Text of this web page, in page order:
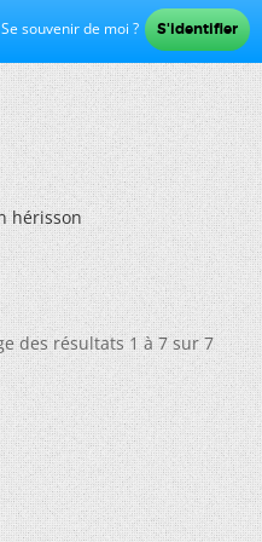
souvenir de moi ?
hérisson
des résultats 1 à 7 sur 7